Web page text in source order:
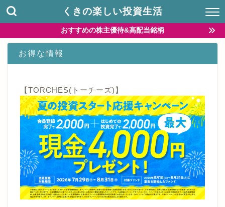
くきの楽しい投資生活
おすすめの株主優待&高配当銘柄
お得な情報
【TORCHES(トーチーズ)】